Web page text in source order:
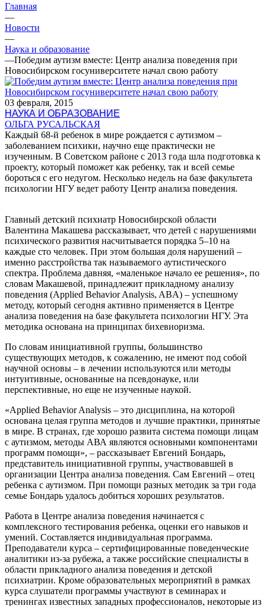
Главная
—
Новости
—
Наука и образование
—Победим аутизм вместе: Центр анализа поведения при
Новосибирском госуниверситете начал свою работу
03 февраля, 2015
НАУКА И ОБРАЗОВАНИЕ
ОЛЬГА РУСАЛЬСКАЯ
Каждый 68-й ребенок в мире рождается с аутизмом –
заболеванием психики, научно еще практически не
изученным. В Советском районе с 2013 года шла подготовка к
проекту, который поможет как ребенку, так и всей семье
бороться с его недугом. Несколько недель на базе факультета
психологии НГУ ведет работу Центр анализа поведения.
Главный детский психиатр Новосибирской области
Валентина Макашева рассказывает, что детей с нарушениями
психического развития насчитывается порядка 5–10 на
каждые сто человек. При этом большая доля нарушений –
именно расстройства так называемого аутистического
спектра. Проблема давняя, «маленькое начало ее решения», по
словам Макашевой, принадлежит прикладному анализу
поведения (Applied Behavior Analysis, ABА) – успешному
методу, который сегодня активно применяется в Центре
анализа поведения на базе факультета психологии НГУ. Эта
методика основана на принципах бихевиоризма.
По словам инициативной группы, большинство
существующих методов, к сожалению, не имеют под собой
научной основы – в лечении используются или методы
интуитивные, основанные на псевдонауке, или
перспективные, но еще не изученные наукой.
«Applied Behavior Analysis – это дисциплина, на которой
основана целая группа методов и лучшие практики, принятые
в мире. В странах, где хорошо развита система помощи лицам
с аутизмом, методы АВА являются основными компонентами
программ помощи», – рассказывает Евгений Бондарь,
представитель инициативной группы, участвовавшей в
организации Центра анализа поведения. Сам Евгений – отец
ребенка с аутизмом. При помощи разных методик за три года
семье Бондарь удалось добиться хороших результатов.
Работа в Центре анализа поведения начинается с
комплексного тестирования ребенка, оценки его навыков и
умений. Составляется индивидуальная программа.
Преподаватели курса – сертифицированные поведенческие
аналитики из-за рубежа, а также российские специалисты в
области прикладного анализа поведения и детской
психиатрии. Кроме образовательных мероприятий в рамках
курса слушатели программы участвуют в семинарах и
тренингах известных западных профессионалов, некоторые из